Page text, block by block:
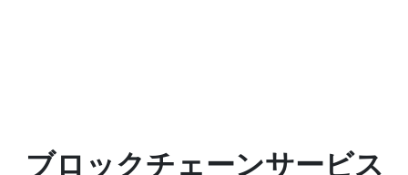
ブロックチェーンサービス